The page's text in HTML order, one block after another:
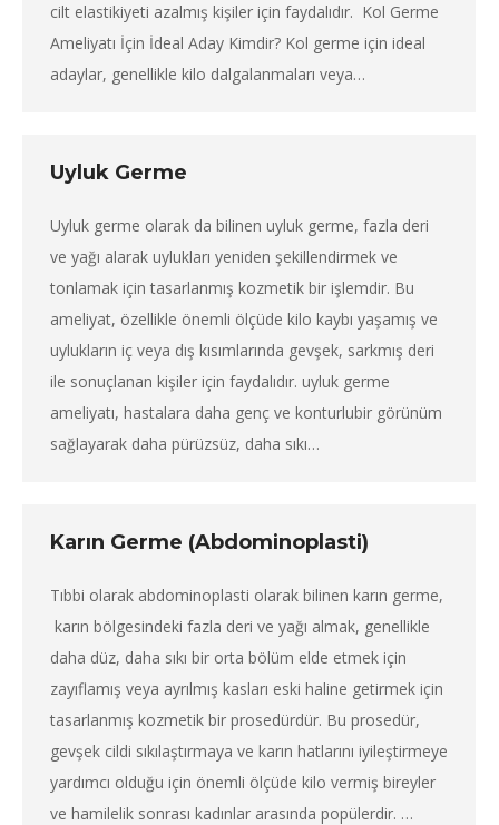
cilt elastikiyeti azalmış kişiler için faydalıdır. Kol Germe
Ameliyatı İçin İdeal Aday Kimdir? Kol germe için ideal
adaylar, genellikle kilo dalgalanmaları veya…
Uyluk Germe
Uyluk germe olarak da bilinen uyluk germe, fazla deri
ve yağı alarak uylukları yeniden şekillendirmek ve
tonlamak için tasarlanmış kozmetik bir işlemdir. Bu
ameliyat, özellikle önemli ölçüde kilo kaybı yaşamış ve
uylukların iç veya dış kısımlarında gevşek, sarkmış deri
ile sonuçlanan kişiler için faydalıdır. uyluk germe
ameliyatı, hastalara daha genç ve konturlubir görünüm
sağlayarak daha pürüzsüz, daha sıkı…
Karın Germe (Abdominoplasti)
Tıbbi olarak abdominoplasti olarak bilinen karın germe,
karın bölgesindeki fazla deri ve yağı almak, genellikle
daha düz, daha sıkı bir orta bölüm elde etmek için
zayıflamış veya ayrılmış kasları eski haline getirmek için
tasarlanmış kozmetik bir prosedürdür. Bu prosedür,
gevşek cildi sıkılaştırmaya ve karın hatlarını iyileştirmeye
yardımcı olduğu için önemli ölçüde kilo vermiş bireyler
ve hamilelik sonrası kadınlar arasında popülerdir. …